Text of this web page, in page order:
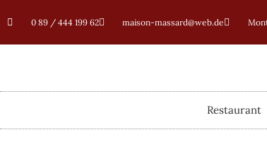
0 89 / 444 199 62 maison-massard@web.de
Restaurant